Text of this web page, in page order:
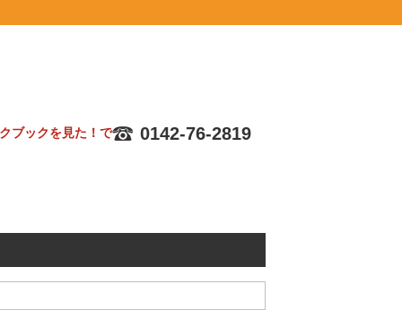
ブックを見た！で 0142-76-2819